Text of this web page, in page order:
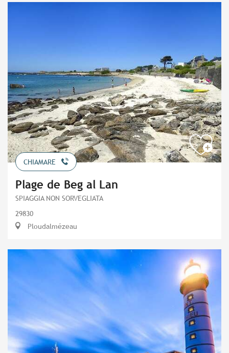
CHIAMARE
Plage de Beg al Lan
SPIAGGIA NON SORVEGLIATA
29830
Ploudalmézeau